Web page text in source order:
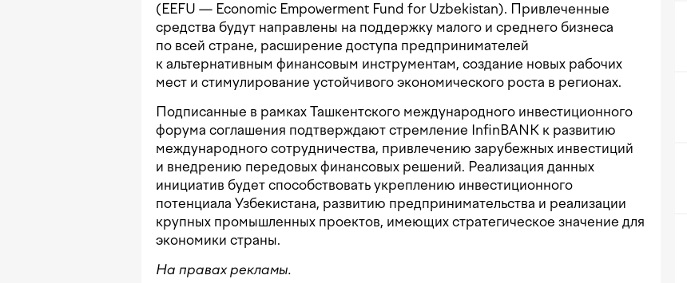
(EEFU — Economic Empowerment Fund for Uzbekistan). Привлеченные
средства будут направлены на поддержку малого и среднего бизнеса
по всей стране, расширение доступа предпринимателей
к альтернативным финансовым инструментам, создание новых рабочих
мест и стимулирование устойчивого экономического роста в регионах.
Подписанные в рамках Ташкентского международного инвестиционного
форума соглашения подтверждают стремление InfinBANK к развитию
международного сотрудничества, привлечению зарубежных инвестиций
и внедрению передовых финансовых решений. Реализация данных
инициатив будет способствовать укреплению инвестиционного
потенциала Узбекистана, развитию предпринимательства и реализации
крупных промышленных проектов, имеющих стратегическое значение для
экономики страны.
На правах рекламы.